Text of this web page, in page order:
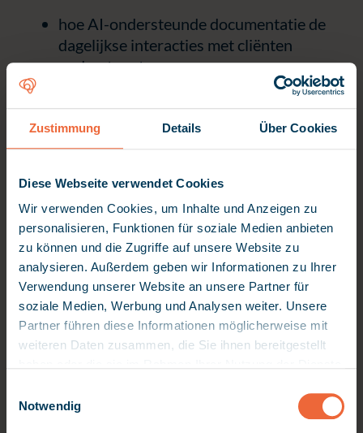
Zustimmung Details Über Cookies
Diese Webseite verwendet Cookies
Wir verwenden Cookies, um Inhalte und Anzeigen zu
personalisieren, Funktionen für soziale Medien anbieten
zu können und die Zugriffe auf unsere Website zu
analysieren. Außerdem geben wir Informationen zu Ihrer
Verwendung unserer Website an unsere Partner für
soziale Medien, Werbung und Analysen weiter. Unsere
Partner führen diese Informationen möglicherweise mit
weiteren Daten zusammen, die Sie ihnen bereitgestellt
bitten wir Sie hiermit um Ihre Erlaubnis, die folgenden
Technologien verwenden zu dürfen. Sie können Ihre
Notwendig
hoe AI-ondersteunde documentatie de
dagelijkse interacties met cliënten
ondersteunt
hoe spraak-naar-tekst en samenvatting
veilig en effectief kunnen worden
gebruikt
hoe gegevensbeveiliging en privacy
van AI-functies
De factsheet bevat ook een sectie met
vragen en antwoorden voor veelgestelde
vragen.
Download de factsheet door het formulier in
te vullen en kom meer te weten over onze
nieuwe AI-functionaliteiten!